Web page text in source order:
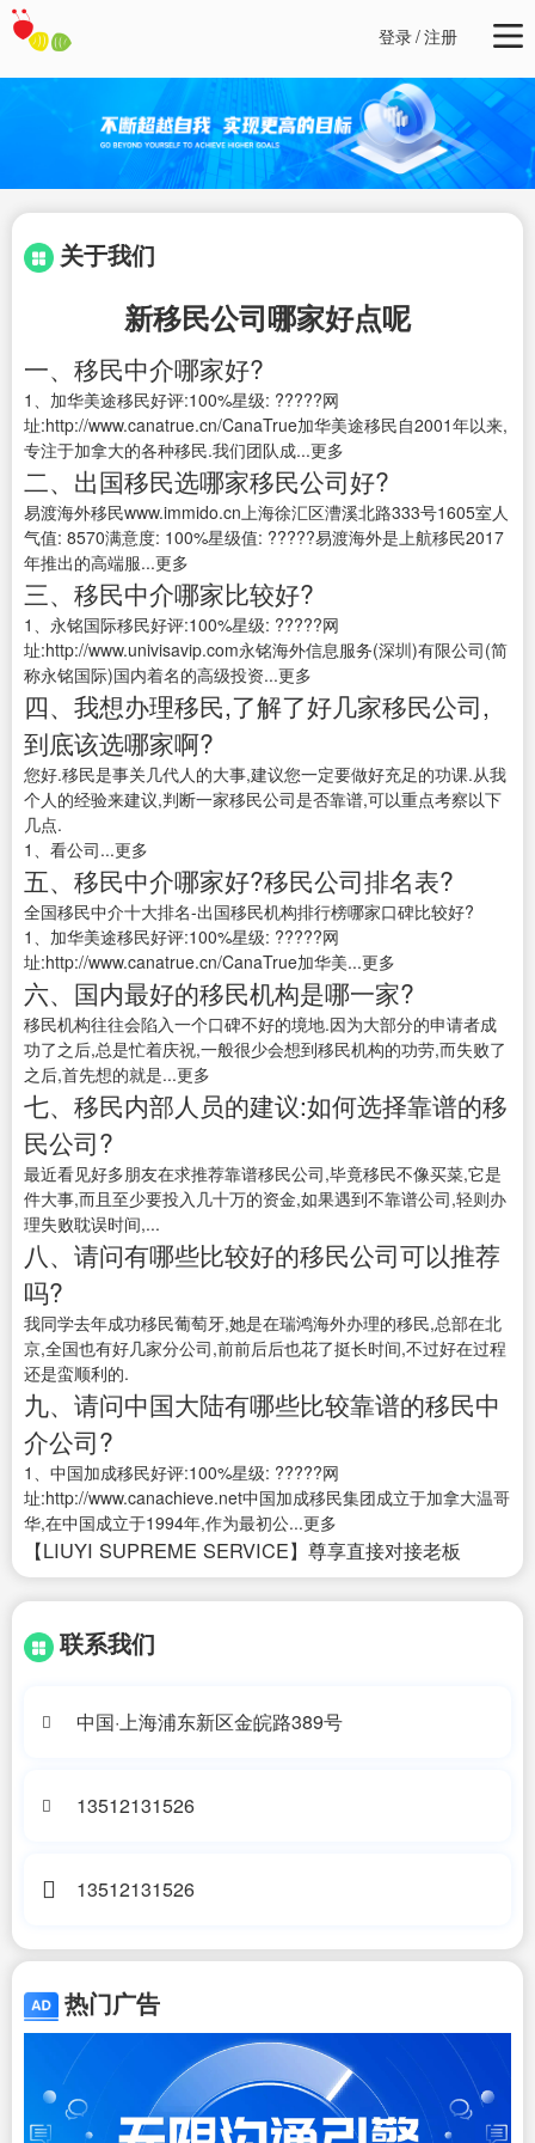
登录/注册
关于我们
新移民公司哪家好点呢
一、移民中介哪家好?
1、加华美途移民好评:100%星级: ?????网
址:http://www.canatrue.cn/CanaTrue加华美途移民自2001年以来,
专注于加拿大的各种移民.我们团队成...更多
二、出国移民选哪家移民公司好?
易渡海外移民www.immido.cn上海徐汇区漕溪北路333号1605室人
气值: 8570满意度: 100%星级值: ?????易渡海外是上航移民2017
年推出的高端服...更多
三、移民中介哪家比较好?
1、永铭国际移民好评:100%星级: ?????网
址:http://www.univisavip.com永铭海外信息服务(深圳)有限公司(简
称永铭国际)国内着名的高级投资...更多
四、我想办理移民,了解了好几家移民公司,
到底该选哪家啊?
您好.移民是事关几代人的大事,建议您一定要做好充足的功课.从我
个人的经验来建议,判断一家移民公司是否靠谱,可以重点考察以下
几点.
1、看公司...更多
五、移民中介哪家好?移民公司排名表?
全国移民中介十大排名-出国移民机构排行榜哪家口碑比较好?
1、加华美途移民好评:100%星级: ?????网
址:http://www.canatrue.cn/CanaTrue加华美...更多
六、国内最好的移民机构是哪一家?
移民机构往往会陷入一个口碑不好的境地.因为大部分的申请者成
功了之后,总是忙着庆祝,一般很少会想到移民机构的功劳,而失败了
之后,首先想的就是...更多
七、移民内部人员的建议:如何选择靠谱的移
民公司?
最近看见好多朋友在求推荐靠谱移民公司,毕竟移民不像买菜,它是
件大事,而且至少要投入几十万的资金,如果遇到不靠谱公司,轻则办
理失败耽误时间,...
八、请问有哪些比较好的移民公司可以推荐
吗?
我同学去年成功移民葡萄牙,她是在瑞鸿海外办理的移民,总部在北
京,全国也有好几家分公司,前前后后也花了挺长时间,不过好在过程
还是蛮顺利的.
九、请问中国大陆有哪些比较靠谱的移民中
介公司?
1、中国加成移民好评:100%星级: ?????网
址:http://www.canachieve.net中国加成移民集团成立于加拿大温哥
华,在中国成立于1994年,作为最初公...更多
【LIUYI SUPREME SERVICE】尊享直接对接老板
联系我们
中国·上海浦东新区金皖路389号
13512131526
13512131526
热门广告